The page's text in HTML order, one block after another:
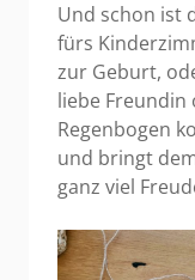
Und schon ist
fürs
zur Geburt,
liebe Freundin
Regenbogen
und bringt
ganz viel